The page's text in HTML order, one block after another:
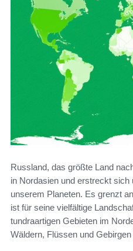
Russland, das größte Land
in Nordasien und erstreckt sich
unserem Planeten. Es grenzt
ist für seine vielfältige
tundraartigen Gebieten im
Wäldern, Flüssen und